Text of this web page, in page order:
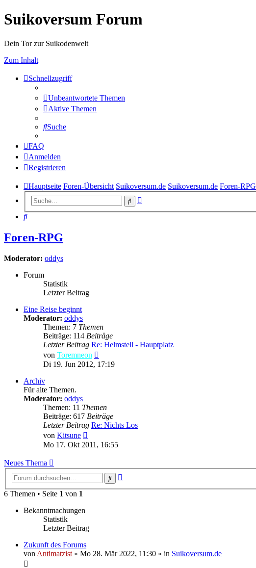
Suikoversum Forum
Dein Tor zur Suikodenwelt
Zum Inhalt
Schnellzugriff
Unbeantwortete Themen
Aktive Themen
Suche
FAQ
Anmelden
Registrieren
Hauptseite Foren-Übersicht Suikoversum.de Suikoversum.de Foren-RPG
Suche
Suche
Foren-RPG
Moderator: oddys
Forum
Statistik
Letzter Beitrag
Eine Reise beginnt
Moderator: oddys
Themen: 7 Themen
Beiträge: 114 Beiträge
Letzter Beitrag Re: Helmstell - Hauptplatz
von Toremneon
Beitrag
Di 19. Jun 2012, 17:19
Archiv
Für alte Themen.
Moderator: oddys
Themen: 11 Themen
Beiträge: 617 Beiträge
Letzter Beitrag Re: Nichts Los
von Kitsune
Beitrag
Mo 17. Okt 2011, 16:55
Neues Thema
Suche
6 Themen • Seite 1 von 1
Bekanntmachungen
Statistik
Letzter Beitrag
Zukunft des Forums
von Antimatzist » Mo 28. Mär 2022, 11:30 » in Suikoversum.de